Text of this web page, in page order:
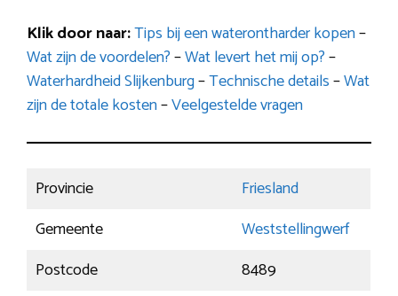
Klik door naar:Tips bij een waterontharder kopen–
Wat zijn de voordelen?–Wat levert het mij op?–
Waterhardheid Slijkenburg–Technische details–Wat
zijn de totale kosten–Veelgestelde vragen
Provincie
Friesland
Gemeente
Weststellingwerf
Postcode
8489